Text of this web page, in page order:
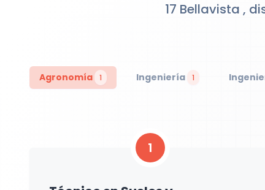
17 Bellavista ,
Agronomía 1 Ingeniería 1
1